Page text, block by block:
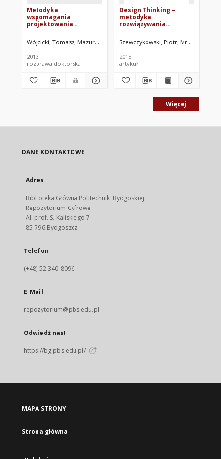
Metodyka
wspomagania
projektowania
systemów optycznej
detekcji wad
Wójcicki, Tomasz Mazurkiewicz, Adam. Promotor
2013
rozprawa doktorska
Design Thinking –
metodyka
rozwiązywania
Szewczykowski, Piotr Mroziński,
2015
artykuł
Więcej
DANE KONTAKTOWE
Adres
Biblioteka Główna Politechniki Bydgoskiej
Repozytorium Cyfrowe
Al. prof. S. Kaliskiego 7
85-796 Bydgoszcz
Telefon
(+48) 52 340-8096
E-Mail
repozytorium@pbs.edu.pl
Odwiedź nas!
https://bg.pbs.edu.pl/
MAPA STRONY
Strona główna